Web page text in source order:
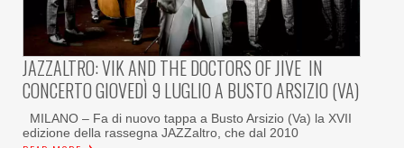
JAZZALTRO: VIK AND THE DOCTORS OF JIVE IN
CONCERTO GIOVEDÌ 9 LUGLIO A BUSTO ARSIZIO (VA)
MILANO – Fa di nuovo tappa a Busto Arsizio (Va) la XVII
edizione della rassegna JAZZaltro, che dal 2010